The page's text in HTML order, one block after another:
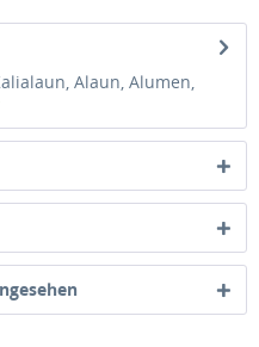
Alaun, Alumen,